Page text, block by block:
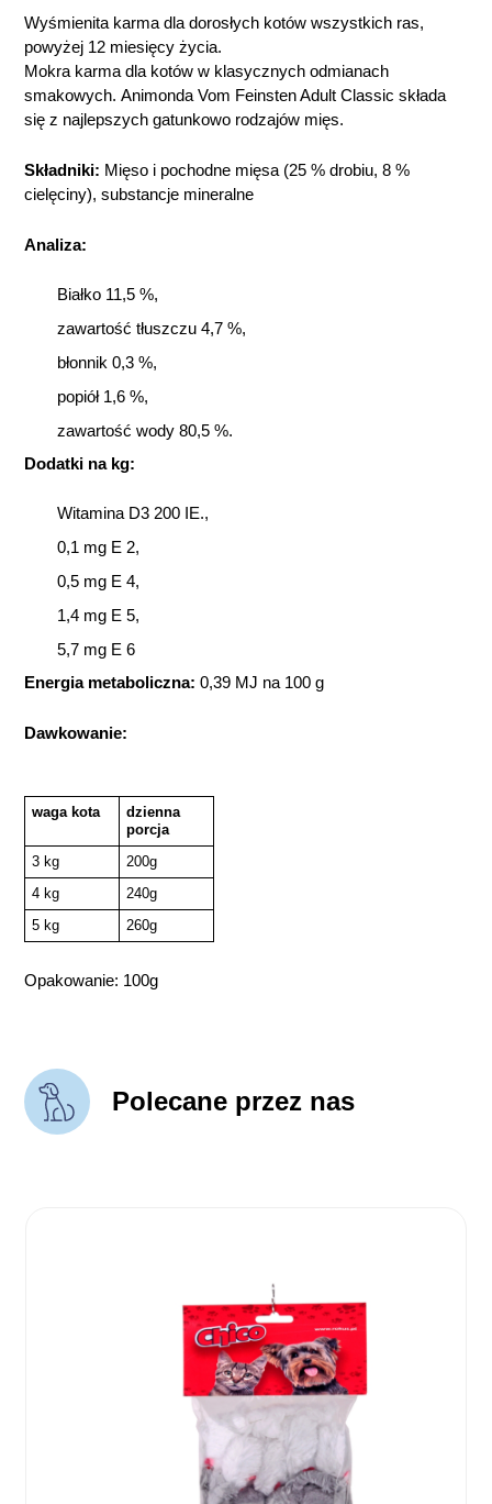
Wyśmienita karma dla dorosłych kotów wszystkich ras,
powyżej 12 miesięcy życia.
Mokra karma dla kotów w klasycznych odmianach
smakowych. Animonda Vom Feinsten Adult Classic składa
się z najlepszych gatunkowo rodzajów mięs.
Składniki: Mięso i pochodne mięsa (25 % drobiu, 8 %
cielęciny), substancje mineralne
Analiza:
Białko 11,5 %,
zawartość tłuszczu 4,7 %,
błonnik 0,3 %,
popiół 1,6 %,
zawartość wody 80,5 %.
Dodatki na kg:
Witamina D3 200 IE.,
0,1 mg E 2,
0,5 mg E 4,
1,4 mg E 5,
5,7 mg E 6
Energia metaboliczna: 0,39 MJ na 100 g
Dawkowanie:
waga kota
dzienna
porcja
3 kg 200g
4 kg 240g
5 kg 260g
Opakowanie: 100g
Polecane przez nas